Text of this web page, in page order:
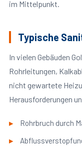
im Mittelpunkt.
Typische
In vielen Gebäuden
Rohrleitungen,
nicht gewartete
Herausforderungen
Rohrbruch durch